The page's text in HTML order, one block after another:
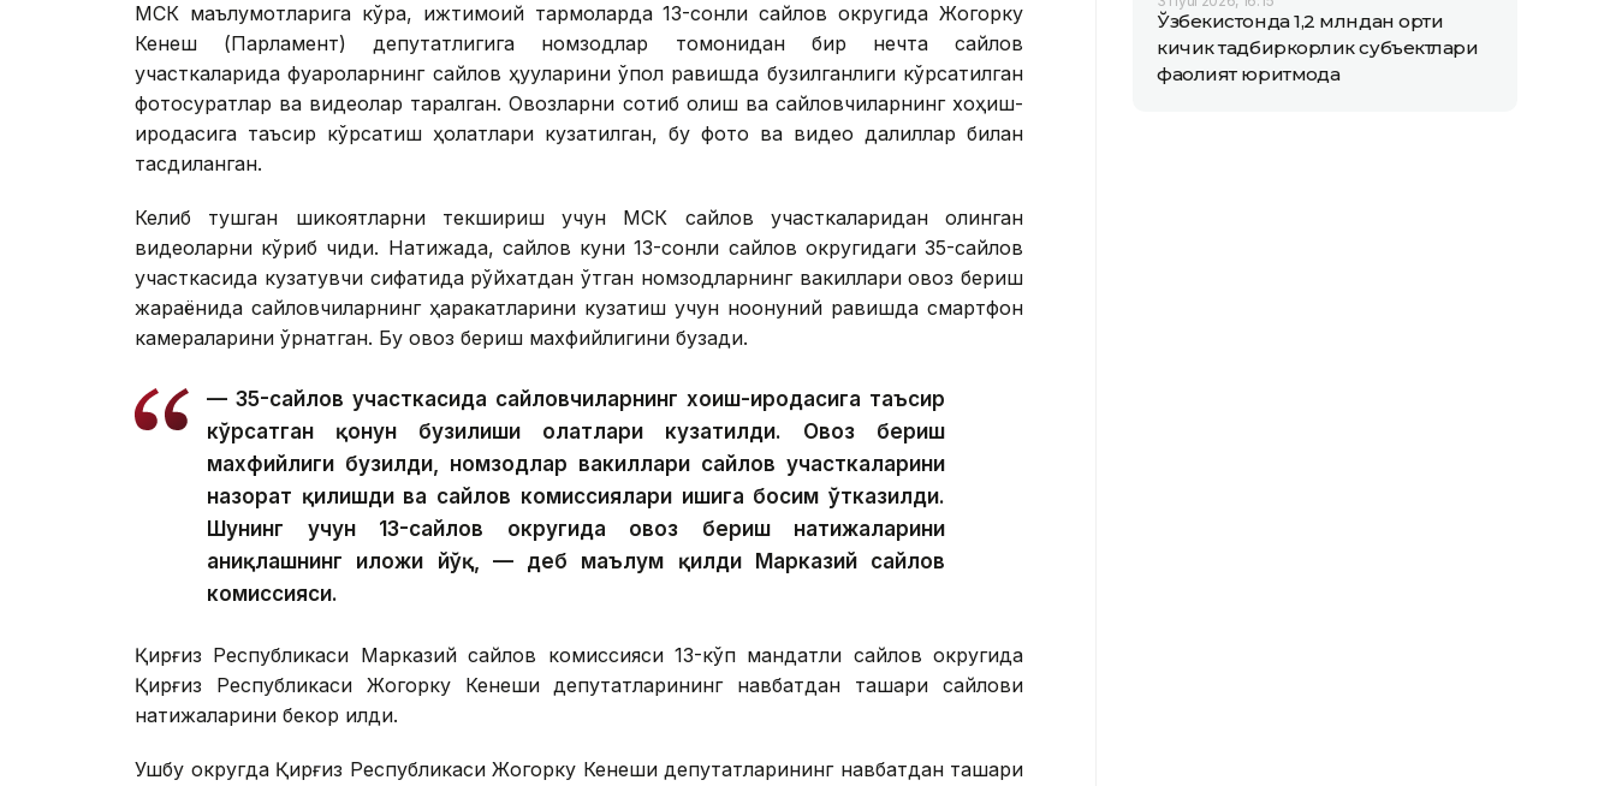
МСК маълумотларига кўра, ижтимоий тармоқларда 13-сонли сайлов округида Жогорку
Кенеш (Парламент) депутатлигига номзодлар томонидан бир нечта сайлов
участкаларида фуқароларнинг сайлов ҳуқуқларини қўпол равишда бузилганлиги кўрсатилган
фотосуратлар ва видеолар тарқалган. Овозларни сотиб олиш ва сайловчиларнинг хоҳиш-
иродасига таъсир кўрсатиш ҳолатлари кузатилган, бу фото ва видео далиллар билан
тасдиқланган.
Келиб тушган шикоятларни текшириш учун МСК сайлов участкаларидан олинган
видеоларни кўриб чиқди. Натижада, сайлов куни 13-сонли сайлов округидаги 35-сайлов
участкасида кузатувчи сифатида рўйхатдан ўтган номзодларнинг вакиллари овоз бериш
жараёнида сайловчиларнинг ҳаракатларини кузатиш учун ноқонуний равишда смартфон
камераларини ўрнатган. Бу овоз бериш махфийлигини бузади.
— 35-сайлов участкасида сайловчиларнинг хоҳиш-иродасига таъсир
кўрсатган қонун бузилиши ҳолатлари кузатилди. Овоз бериш
махфийлиги бузилди, номзодлар вакиллари сайлов участкаларини
назорат қилишди ва сайлов комиссиялари ишига босим ўтказилди.
Шунинг учун 13-сайлов округида овоз бериш натижаларини
аниқлашнинг иложи йўқ, — деб маълум қилди Марказий сайлов
комиссияси.
Қирғиз Республикаси Марказий сайлов комиссияси 13-кўп мандатли сайлов округида
Қирғиз Республикаси Жогорку Кенеши депутатларининг навбатдан ташқари сайлови
натижаларини бекор қилди.
Ушбу округда Қирғиз Республикаси Жогорку Кенеши депутатларининг навбатдан ташқари
Ўзбекистонда 1,2 млндан ортиқ
кичик тадбиркорлик субъектлари
фаолият юритмоқда